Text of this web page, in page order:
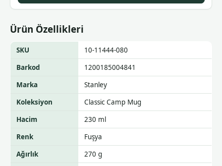
Ürün Özellikleri
SKU
10-11444-080
Barkod
1200185004841
Marka
Stanley
Koleksiyon
Classic Camp Mug
Hacim
230 ml
Renk
Fuşya
Ağırlık
270 g